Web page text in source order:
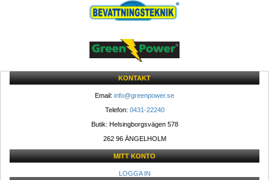
KONTAKT
Email: info@greenpower.se
Telefon: 0431-22240
Butik: Helsingborgsvägen 578
262 96 ÄNGELHOLM
MITT KONTO
LOGGA IN